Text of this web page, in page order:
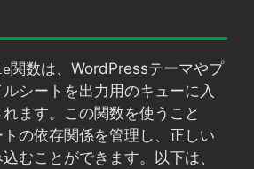
関数は、WordPressテーマやプ
シートを出力用のキューに入
ます。この関数を使うこと
の依存関係を管理し、正しい
むことができます。以下は、